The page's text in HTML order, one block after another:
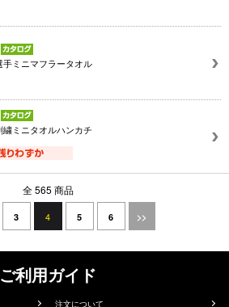
手ミニマフラータオル
繍ミニタオルハンカチ
全 565 商品
3 4 5 6 >>
ご利用ガイド
注文について